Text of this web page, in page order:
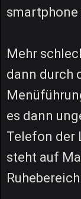
smartphone
Mehr
dann durch
es dann
Telefon der
steht auf